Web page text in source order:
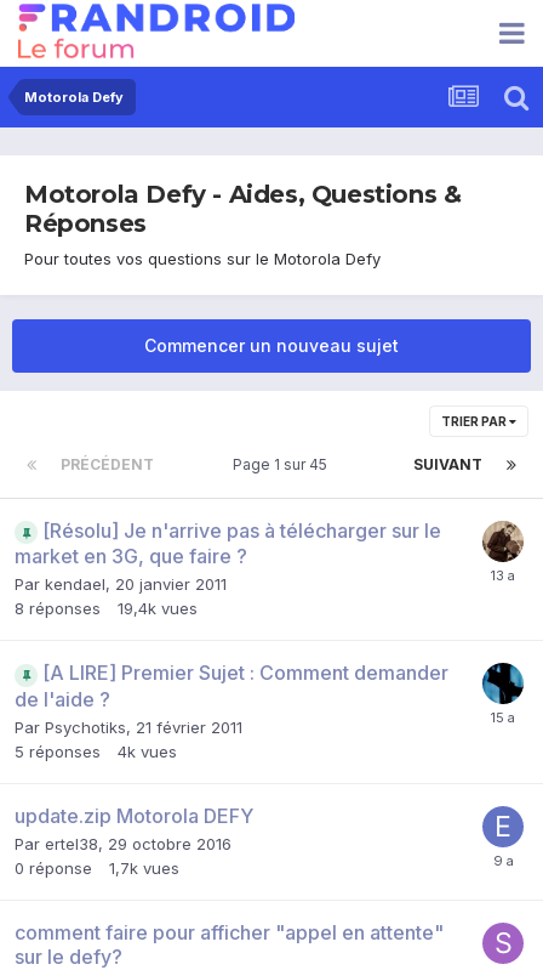
Motorola Defy
Motorola Defy - Aides, Questions &
Réponses
Pour toutes vos questions sur le Motorola Defy
Commencer un nouveau sujet
TRIER PAR
PRÉCÉDENT SUIVANT
Page 1 sur 45
[Résolu] Je n'arrive pas à télécharger sur le
market en 3G, que faire ?
Par kendael, 20 janvier 2011
8 réponses 19,4k vues
[A LIRE] Premier Sujet : Comment demander
de l'aide ?
Par Psychotiks, 21 février 2011
5 réponses 4k vues
update.zip Motorola DEFY
Par ertel38, 29 octobre 2016
0 réponse 1,7k vues
comment faire pour afficher "appel en attente"
sur le defy?